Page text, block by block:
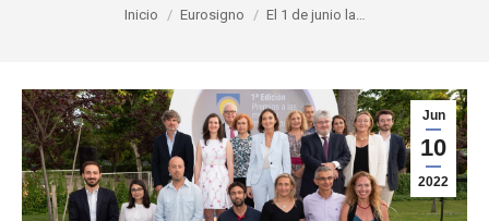
Estás aquí:
Inicio Eurosigno El 1 de junio la…
Jun
10
2022